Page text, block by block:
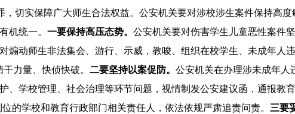
，切实保障广大师生合法权益。公安机关要对涉校涉生案件保持高
机统一。 一要保持高压态势。 公安机关要对伤害学生儿童恶性案件
煽动师生非法集会、游行、示威，教唆、组织在校学生、未成年人
力量、快侦快破。 二要坚持以案促防。 公安机关在办理涉未成年人
、学校管理、社会治理等环节问题，视情制发公安建议函，通报教
的学校和教育行政部门相关责任人，依法依规严肃追责问责。 三要